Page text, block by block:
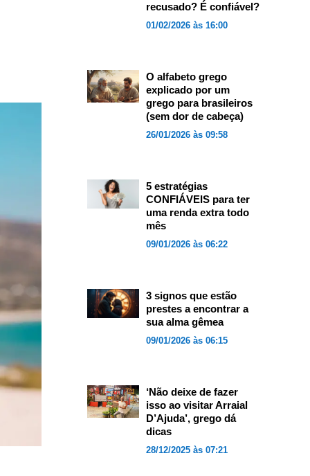
recusado? É confiável?
01/02/2026 às 16:00
O alfabeto grego
explicado por um
grego para brasileiros
(sem dor de cabeça)
26/01/2026 às 09:58
5 estratégias
CONFIÁVEIS para ter
uma renda extra todo
mês
09/01/2026 às 06:22
3 signos que estão
prestes a encontrar a
sua alma gêmea
09/01/2026 às 06:15
‘Não deixe de fazer
isso ao visitar Arraial
D’Ajuda’, grego dá
dicas
28/12/2025 às 07:21